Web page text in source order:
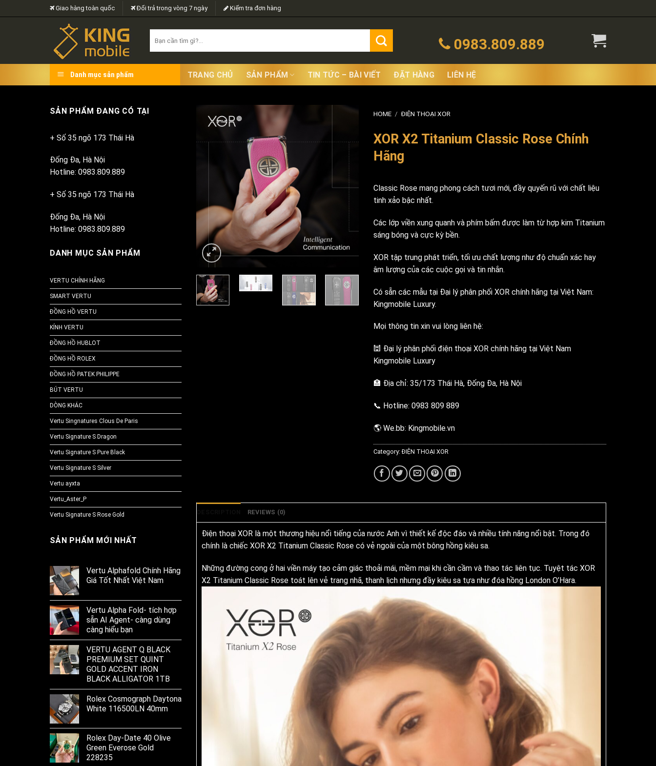
to
Giao hàng toàn quốc Đổi trả trong vòng 7 ngày Kiểm tra đơn hàng
for:
0983.809.889
Danh mục sản phẩm TRANG CHỦ SẢN PHẨM TIN TỨC – BÀI VIẾT ĐẶT HÀNG LIÊN HỆ
SẢN PHẨM ĐANG CÓ TẠI
+ Số 35 ngõ 173 Thái Hà
Đống Đa, Hà Nội
Hotline: 0983.809.889
+ Số 35 ngõ 173 Thái Hà
Đống Đa, Hà Nội
Hotline: 0983.809.889
DANH MỤC SẢN PHẨM
VERTU CHÍNH HÃNG
SMART VERTU
ĐỒNG HỒ VERTU
KÍNH VERTU
ĐỒNG HỒ HUBLOT
ĐỒNG HỒ ROLEX
ĐỒNG HỒ PATEK PHILIPPE
BÚT VERTU
DÒNG KHÁC
Vertu Singnatures Clous De Paris
Vertu Signature S Dragon
Vertu Signature S Pure Black
Vertu Signature S Silver
Vertu ayxta
Vertu_Aster_P
Vertu Signature S Rose Gold
SẢN PHẨM MỚI NHẤT
Vertu Alphafold Chính Hãng
Giá Tốt Nhất Việt Nam
Vertu Alpha Fold- tích hợp
sẵn AI Agent- càng dùng
càng hiểu bạn
VERTU AGENT Q BLACK
PREMIUM SET QUINT
GOLD ACCENT IRON
BLACK ALLIGATOR 1TB
Rolex Cosmograph Daytona
White 116500LN 40mm
Rolex Day-Date 40 Olive
Green Everose Gold
228235
HOME / ĐIỆN THOẠI XOR
XOR X2 Titanium Classic Rose Chính
Hãng
Classic Rose mang phong cách tươi mới, đầy quyến rũ với chất liệu
tinh xảo bậc nhất.
Các lớp viền xung quanh và phím bấm được làm từ hợp kim Titanium
sáng bóng và cực kỳ bền.
XOR tập trung phát triển, tối ưu chất lượng như độ chuẩn xác hay
âm lượng của các cuộc gọi và tin nhắn.
Có sẵn các mẫu tại Đại lý phân phối XOR chính hãng tại Việt Nam:
Kingmobile Luxury.
Mọi thông tin xin vui lòng liên hệ:
🕍 Đại lý phân phối điện thoại XOR chính hãng tại Việt Nam
Kingmobile Luxury
🏣 Địa chỉ: 35/173 Thái Hà, Đống Đa, Hà Nội
📞 Hotline: 0983 809 889
🌎 We.bb: Kingmobile.vn
Category:ĐIỆN THOẠI XOR
REVIEWS (0)
Điện thoại XOR là một thương hiệu nổi tiếng của nước Anh vì thiết kế độc đáo và nhiều tính năng nổi bật. Trong đó
chính là chiếc XOR X2 Titanium Classic Rose có vẻ ngoài của một bông hồng kiêu sa.
Những đường cong ở hai viền máy tạo cảm giác thoải mái, mềm mại khi cần cầm và thao tác liên tục. Tuyệt tác XOR
X2 Titanium Classic Rose toát lên vẻ trang nhã, thanh lịch nhưng đầy kiêu sa tựa như đóa hồng London O’Hara.